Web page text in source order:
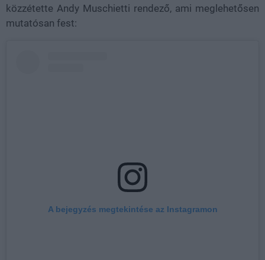
közzétette Andy Muschietti rendező, ami meglehetősen
mutatósan fest:
A bejegyzés megtekintése az Instagramon